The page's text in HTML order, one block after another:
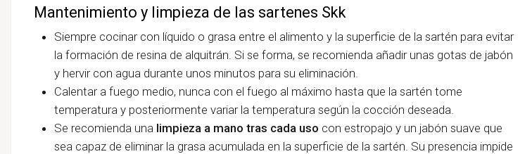
Mantenimiento y limpieza de las sartenes Skk
Siempre cocinar con líquido o grasa entre el alimento y la superficie de la sartén para evitar
la formación de resina de alquitrán. Si se forma, se recomienda añadir unas gotas de jabón
y hervir con agua durante unos minutos para su eliminación.
Calentar a fuego medio, nunca con el fuego al máximo hasta que la sartén tome
temperatura y posteriormente variar la temperatura según la cocción deseada.
Se recomienda una limpieza a mano tras cada uso con estropajo y un jabón suave que
sea capaz de eliminar la grasa acumulada en la superficie de la sartén. Su presencia impide